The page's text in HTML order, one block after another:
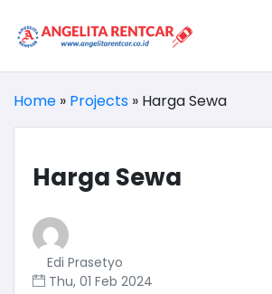
Home » Projects » Harga Sewa
Harga Sewa
Edi Prasetyo
Thu, 01 Feb 2024